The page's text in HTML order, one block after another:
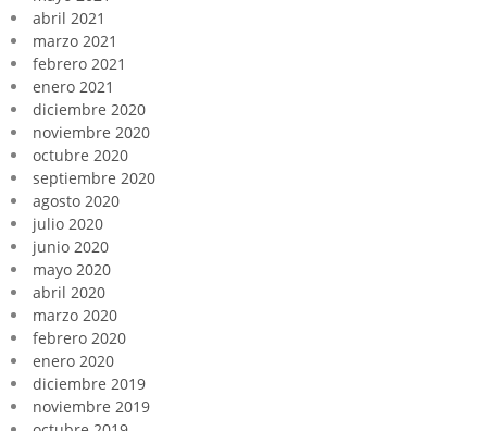
abril 2021
marzo 2021
febrero 2021
enero 2021
diciembre 2020
noviembre 2020
octubre 2020
septiembre 2020
agosto 2020
julio 2020
junio 2020
mayo 2020
abril 2020
marzo 2020
febrero 2020
enero 2020
diciembre 2019
noviembre 2019